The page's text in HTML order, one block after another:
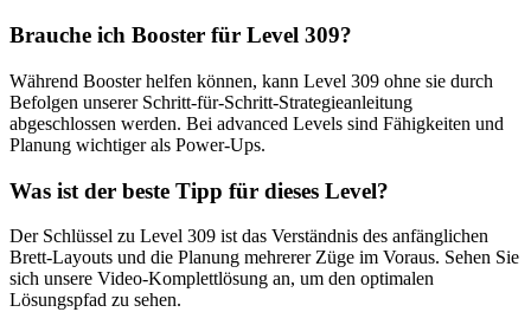
Brauche ich Booster für Level 309?
Während Booster helfen können, kann Level 309 ohne sie durch
Befolgen unserer Schritt-für-Schritt-Strategieanleitung
abgeschlossen werden. Bei advanced Levels sind Fähigkeiten und
Planung wichtiger als Power-Ups.
Was ist der beste Tipp für dieses Level?
Der Schlüssel zu Level 309 ist das Verständnis des anfänglichen
Brett-Layouts und die Planung mehrerer Züge im Voraus. Sehen Sie
sich unsere Video-Komplettlösung an, um den optimalen
Lösungspfad zu sehen.